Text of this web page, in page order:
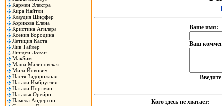
Кармен Электра
Кира Найтли
Клаудия Шиффер
Корикова Елена
Кристина Агилера
Ксения Бородина
Летиция Каста
Лив Тайлер
Линдси Лохан
МакSим
Маша Малиновская
Мила Йовович
Настя Задорожная
Натали Имбруглия
Натали Портман
Наталья Орейро
Памела Андерсон
Ваше имя:
Ваш
Кого здесь не хватает: